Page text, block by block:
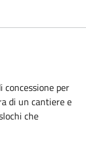
concessione per
di un cantiere e
che